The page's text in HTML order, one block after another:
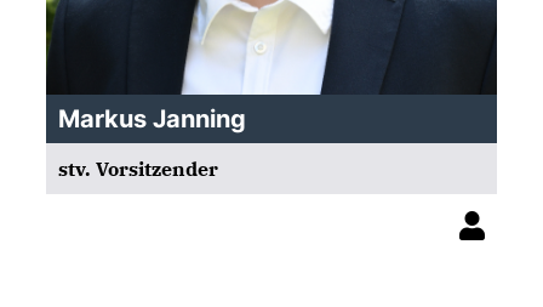
Markus Janning
stv. Vorsitzender